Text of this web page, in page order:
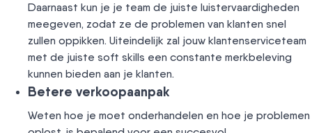
Daarnaast kun je je team de juiste luistervaardigheden
meegeven, zodat ze de problemen van klanten snel
zullen oppikken. Uiteindelijk zal jouw klantenserviceteam
met de juiste soft skills een constante merkbeleving
kunnen bieden aan je klanten.
Betere verkoopaanpak
Weten hoe je moet onderhandelen en hoe je problemen